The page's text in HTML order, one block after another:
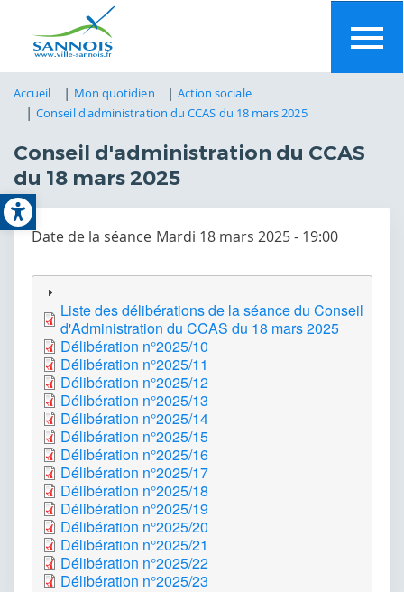
Open toolbar
Accueil Mon quotidien
Action sociale
Conseil d'administration du CCAS du 18 mars 2025
Conseil d'administration du CCAS
du 18 mars 2025
Date de la séance Mardi 18 mars 2025 - 19:00
Liste des délibérations de la séance du Conseil
d'Administration du CCAS du 18 mars 2025
Délibération n°2025/10
Délibération n°2025/11
Délibération n°2025/12
Délibération n°2025/13
Délibération n°2025/14
Délibération n°2025/15
Délibération n°2025/16
Délibération n°2025/17
Délibération n°2025/18
Délibération n°2025/19
Délibération n°2025/20
Délibération n°2025/21
Délibération n°2025/22
Délibération n°2025/23